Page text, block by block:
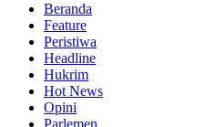
Beranda
Feature
Peristiwa
Headline
Hukrim
Hot News
Opini
Parlemen